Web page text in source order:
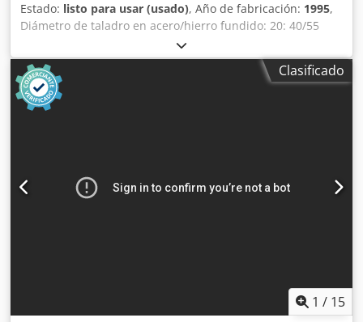
Estado: listo para usar (usado), Año de fabricación: 1995,
Diámetro de taladro en acero/hierro fundido: 20: 40/55
mm Cono del husillo: MK 4 Distancia entre el husillo y la
columna: 345 mm Dimensiones de la mesa: 450 x 600 mm
Distancia máxima entre la mesa y el eje del taladro: 785
mm Recorrido del eje del taladro: 180 mm Velocidades del
husillo en 4 grupos mediante motor conmutable por polos
Codpfx Apszh H D Nererf Peso: 640 kg Espacio requerido:
700 x 1150 x 2000 mm
Clasificado
1 / 15